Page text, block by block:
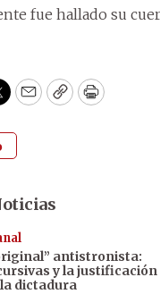
fue hallado su
EmailCopyPrint
antistronista:
y la justificación
dictadura